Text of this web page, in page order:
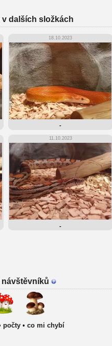
dalších složkách
18.10.2023
-
11.10.2023
-
návštěvníků
počty • co mi chybí